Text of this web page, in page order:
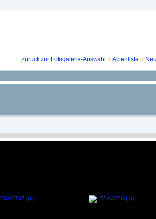
Zurück zur Fotogalerie-Auswahl
Albenliste